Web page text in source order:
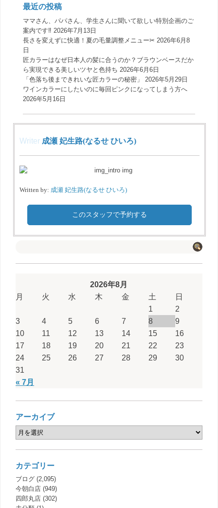
最近の投稿
ママさん、パパさん、学生さんに聞いて欲しい特別企画のご
案内です‼️ 2026年7月13日
長さを変えずに快適！夏の毛量調整メニュー✂︎ 2026年6月8
日
匠カラーはなぜ日本人の髪に合うのか？ブラウンベースだか
ら実現できる美しいツヤと色持ち 2026年6月6日
「色落ち後まできれいな匠カラーの秘密」
2026年5月29日
ワインカラーにしたいのに毎回ピンクになってしまう方へ
2026年5月16日
Writer 成瀬 妃生路(なるせ ひいろ)
Written by: 成瀬 妃生路(なるせ ひいろ)
このスタッフで予約する
2026年8月
月
火 水 木 金 土 日
« 7月
1
2
3
4 5 6 7 8
9
10
11 12 13 14 15
16
17
18 19 20 21 22
23
24
25 26 27 28 29
30
31
アーカイブ
カテゴリー
ブログ (2,095)
今朝白店 (949)
四郎丸店 (302)